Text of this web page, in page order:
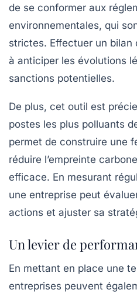
de se conformer aux
environnementales, qui
strictes. Effectuer un bilan
à anticiper les évolutions
sanctions potentielles.
De plus, cet outil est
postes les plus polluants
permet de construire une
réduire l’empreinte
efficace. En mesurant
une entreprise peut
actions et ajuster sa
Un levier de
En mettant en place une
entreprises peuvent